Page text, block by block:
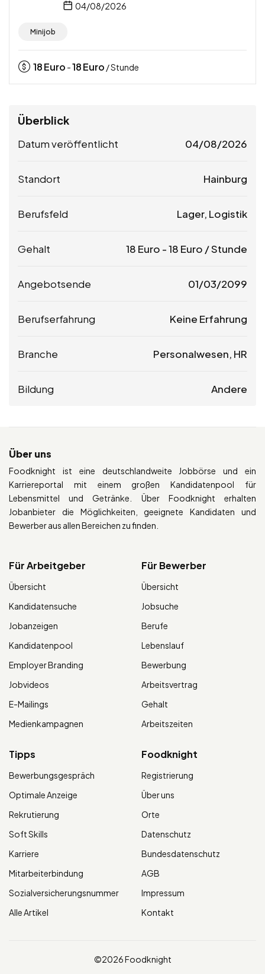
04/08/2026
Minijob
18Euro -18Euro / Stunde
Überblick
Datum veröffentlicht 04/08/2026
Standort Hainburg
Berufsfeld Lager, Logistik
Gehalt 18 Euro -18 Euro / Stunde
Angebotsende 01/03/2099
Berufserfahrung Keine Erfahrung
Branche Personalwesen, HR
Bildung Andere
Über uns
Foodknight ist eine deutschlandweite Jobbörse und ein
Karriereportal mit einem großen Kandidatenpool für
Lebensmittel und Getränke. Über Foodknight erhalten
Jobanbieter die Möglichkeiten, geeignete Kandidaten und
Bewerber aus allen Bereichen zu finden.
Für Arbeitgeber
Übersicht
Kandidatensuche
Jobanzeigen
Kandidatenpool
Employer Branding
Jobvideos
E-Mailings
Medienkampagnen
Für Bewerber
Übersicht
Jobsuche
Berufe
Lebenslauf
Bewerbung
Arbeitsvertrag
Gehalt
Arbeitszeiten
Tipps
Bewerbungsgespräch
Optimale Anzeige
Rekrutierung
Soft Skills
Karriere
Mitarbeiterbindung
Sozialversicherungsnummer
Alle Artikel
Foodknight
Registrierung
Über uns
Orte
Datenschutz
Bundesdatenschutz
AGB
Impressum
Kontakt
©2026 Foodknight